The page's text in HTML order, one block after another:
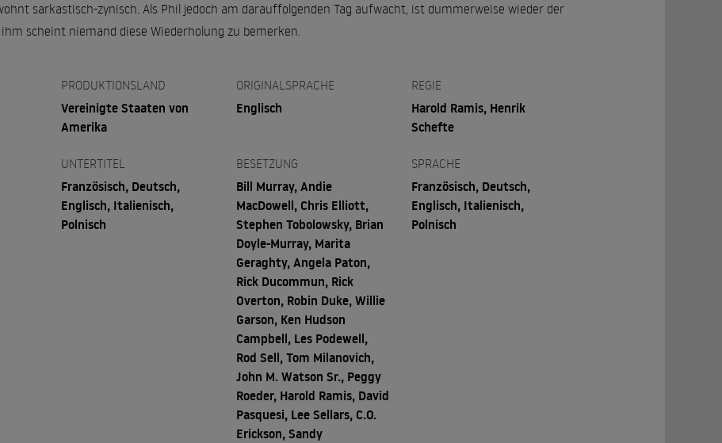
sarkastisch-zynisch. Als Phil jedoch am darauffolgenden Tag aufwacht, ist dummerweise wieder der
scheint niemand diese Wiederholung zu bemerken.
PRODUKTIONSLAND
Vereinigte Staaten von
Amerika
ORIGINALSPRACHE
Englisch
REGIE
Harold Ramis, Henrik
Schefte
UNTERTITEL
Französisch, Deutsch,
Englisch, Italienisch,
Polnisch
BESETZUNG
Bill Murray, Andie
MacDowell, Chris Elliott,
Stephen Tobolowsky, Brian
Doyle-Murray, Marita
Geraghty, Angela Paton,
Rick Ducommun, Rick
Overton, Robin Duke, Willie
Garson, Ken Hudson
Campbell, Les Podewell,
Rod Sell, Tom Milanovich,
John M. Watson Sr., Peggy
Roeder, Harold Ramis, David
Pasquesi, Lee Sellars, C.O.
Erickson, Sandy
SPRACHE
Französisch, Deutsch,
Englisch, Italienisch,
Polnisch